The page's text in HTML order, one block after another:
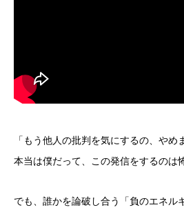
「もう他人の批判を気にするの、やめ
本当は僕だって、この発信をするのは
でも、誰かを論破し合う「負のエネル